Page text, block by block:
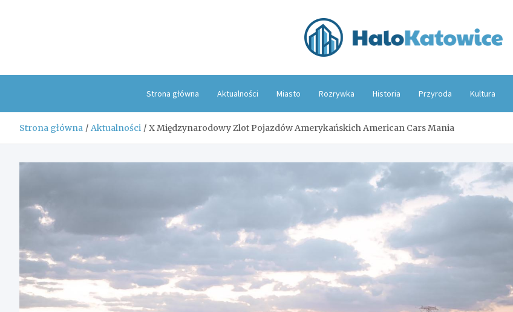
Strona główna Aktualności Miasto Rozrywka Historia Przyroda Kultura
Strona główna Aktualności X Międzynarodowy Zlot Pojazdów Amerykańskich American Cars Mania